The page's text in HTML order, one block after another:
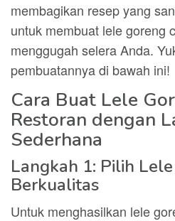
membagikan resep yang
untuk membuat lele goreng
menggugah selera Anda.
pembuatannya di bawah ini!
Cara Buat Lele
Restoran dengan
Sederhana
Langkah 1: Pilih
Berkualitas
Untuk menghasilkan lele